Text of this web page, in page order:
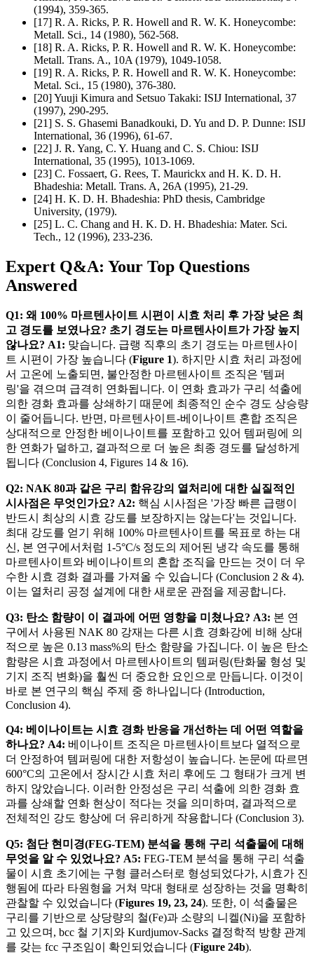
(1994), 359-365.
[17] R. A. Ricks, P. R. Howell and R. W. K. Honeycombe:
Metall. Sci., 14 (1980), 562-568.
[18] R. A. Ricks, P. R. Howell and R. W. K. Honeycombe:
Metall. Trans. A., 10A (1979), 1049-1058.
[19] R. A. Ricks, P. R. Howell and R. W. K. Honeycombe:
Metal. Sci., 15 (1980), 376-380.
[20] Yuuji Kimura and Setsuo Takaki: ISIJ International, 37
(1997), 290-295.
[21] S. S. Ghasemi Banadkouki, D. Yu and D. P. Dunne: ISIJ
International, 36 (1996), 61-67.
[22] J. R. Yang, C. Y. Huang and C. S. Chiou: ISIJ
International, 35 (1995), 1013-1069.
[23] C. Fossaert, G. Rees, T. Maurickx and H. K. D. H.
Bhadeshia: Metall. Trans. A, 26A (1995), 21-29.
[24] H. K. D. H. Bhadeshia: PhD thesis, Cambridge
University, (1979).
[25] L. C. Chang and H. K. D. H. Bhadeshia: Mater. Sci.
Tech., 12 (1996), 233-236.
Expert Q&A: Your Top Questions
Answered
Q1: 왜 100% 마르텐사이트 시편이 시효 처리 후 가장 낮은 최
고 경도를 보였나요? 초기 경도는 마르텐사이트가 가장 높지
않나요? A1: 맞습니다. 급랭 직후의 초기 경도는 마르텐사이
트 시편이 가장 높습니다 (Figure 1). 하지만 시효 처리 과정에
서 고온에 노출되면, 불안정한 마르텐사이트 조직은 '템퍼
링'을 겪으며 급격히 연화됩니다. 이 연화 효과가 구리 석출에
의한 경화 효과를 상쇄하기 때문에 최종적인 순수 경도 상승량
이 줄어듭니다. 반면, 마르텐사이트-베이나이트 혼합 조직은
상대적으로 안정한 베이나이트를 포함하고 있어 템퍼링에 의
한 연화가 덜하고, 결과적으로 더 높은 최종 경도를 달성하게
됩니다 (Conclusion 4, Figures 14 & 16).
Q2: NAK 80과 같은 구리 함유강의 열처리에 대한 실질적인
시사점은 무엇인가요? A2: 핵심 시사점은 '가장 빠른 급랭이
반드시 최상의 시효 강도를 보장하지는 않는다'는 것입니다.
최대 강도를 얻기 위해 100% 마르텐사이트를 목표로 하는 대
신, 본 연구에서처럼 1-5°C/s 정도의 제어된 냉각 속도를 통해
마르텐사이트와 베이나이트의 혼합 조직을 만드는 것이 더 우
수한 시효 경화 결과를 가져올 수 있습니다 (Conclusion 2 & 4).
이는 열처리 공정 설계에 대한 새로운 관점을 제공합니다.
Q3: 탄소 함량이 이 결과에 어떤 영향을 미쳤나요? A3: 본 연
구에서 사용된 NAK 80 강재는 다른 시효 경화강에 비해 상대
적으로 높은 0.13 mass%의 탄소 함량을 가집니다. 이 높은 탄소
함량은 시효 과정에서 마르텐사이트의 템퍼링(탄화물 형성 및
기지 조직 변화)을 훨씬 더 중요한 요인으로 만듭니다. 이것이
바로 본 연구의 핵심 주제 중 하나입니다 (Introduction,
Conclusion 4).
Q4: 베이나이트는 시효 경화 반응을 개선하는 데 어떤 역할을
하나요? A4: 베이나이트 조직은 마르텐사이트보다 열적으로
더 안정하여 템퍼링에 대한 저항성이 높습니다. 논문에 따르면
600°C의 고온에서 장시간 시효 처리 후에도 그 형태가 크게 변
하지 않았습니다. 이러한 안정성은 구리 석출에 의한 경화 효
과를 상쇄할 연화 현상이 적다는 것을 의미하며, 결과적으로
전체적인 강도 향상에 더 유리하게 작용합니다 (Conclusion 3).
Q5: 첨단 현미경(FEG-TEM) 분석을 통해 구리 석출물에 대해
무엇을 알 수 있었나요? A5: FEG-TEM 분석을 통해 구리 석출
물이 시효 초기에는 구형 클러스터로 형성되었다가, 시효가 진
행됨에 따라 타원형을 거쳐 막대 형태로 성장하는 것을 명확히
관찰할 수 있었습니다 (Figures 19, 23, 24). 또한, 이 석출물은
구리를 기반으로 상당량의 철(Fe)과 소량의 니켈(Ni)을 포함하
고 있으며, bcc 철 기지와 Kurdjumov-Sacks 결정학적 방향 관계
를 갖는 fcc 구조임이 확인되었습니다 (Figure 24b).